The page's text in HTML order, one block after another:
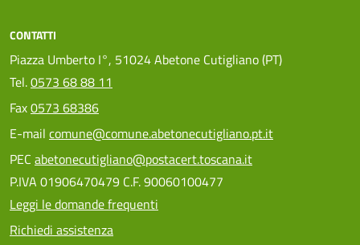
CONTATTI
Piazza Umberto I°, 51024 Abetone Cutigliano (PT)
Tel.0573 68 88 11
Fax0573 68386
E-mail comune@comune.abetonecutigliano.pt.it
PEC abetonecutigliano@postacert.toscana.it
P.IVA 01906470479 C.F. 90060100477
Leggi le domande frequenti
Richiedi assistenza